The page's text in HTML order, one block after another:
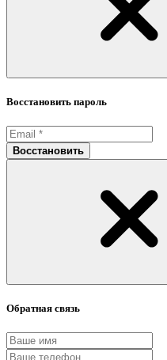
Восстановить пароль
Восстановить
Обратная связь